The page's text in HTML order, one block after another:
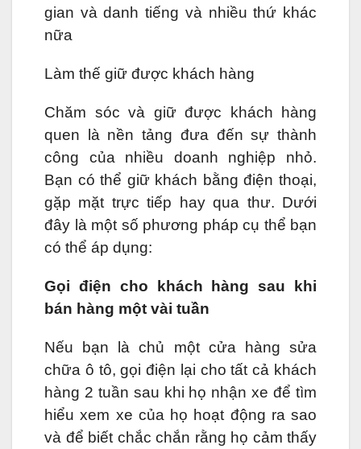
gian và danh tiếng và nhiều thứ khác
nữa
Làm thế giữ được khách hàng
Chăm sóc và giữ được khách hàng
quen là nền tảng đưa đến sự thành
công của nhiều doanh nghiệp nhỏ.
Bạn có thể giữ khách bằng điện thoại,
gặp mặt trực tiếp hay qua thư. Dưới
đây là một số phương pháp cụ thể bạn
có thể áp dụng:
Gọi điện cho khách hàng sau khi
bán hàng một vài tuần
Nếu bạn là chủ một cửa hàng sửa
chữa ô tô, gọi điện lại cho tất cả khách
hàng 2 tuần sau khi họ nhận xe để tìm
hiểu xem xe của họ hoạt động ra sao
và để biết chắc chắn rằng họ cảm thấy